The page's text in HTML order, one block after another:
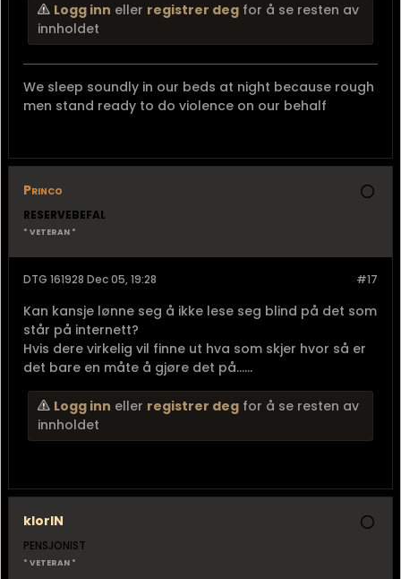
Logg inn eller registrer deg for å se resten av
innholdet
We sleep soundly in our beds at night because rough
men stand ready to do violence on our behalf
Princo
RESERVEBEFAL
* VETERAN *
#17
DTG 161928 Dec 05, 19:28
Kan kansje lønne seg å ikke lese seg blind på det som
står på internett?
Hvis dere virkelig vil finne ut hva som skjer hvor så er
det bare en måte å gjøre det på......
Logg inn eller registrer deg for å se resten av
innholdet
klorIN
PENSJONIST
* VETERAN *